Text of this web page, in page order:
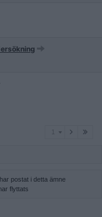
postat i detta ämne
flyttats